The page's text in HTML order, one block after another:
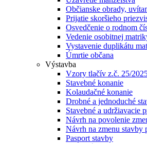
Občianske obrady,
Prijatie skoršieho
Osvedčenie o rodnom
Vedenie osobitnej
Vystavenie duplikátu
Úmrtie občana
Výstavba
Vzory tlačív z.č. 25/
Stavebné konanie
Kolaudačné konanie
Drobné a jednoduché
Stavebné a udržiavacie
Návrh na povolenie
Návrh na zmenu stavby
Pasport stavby